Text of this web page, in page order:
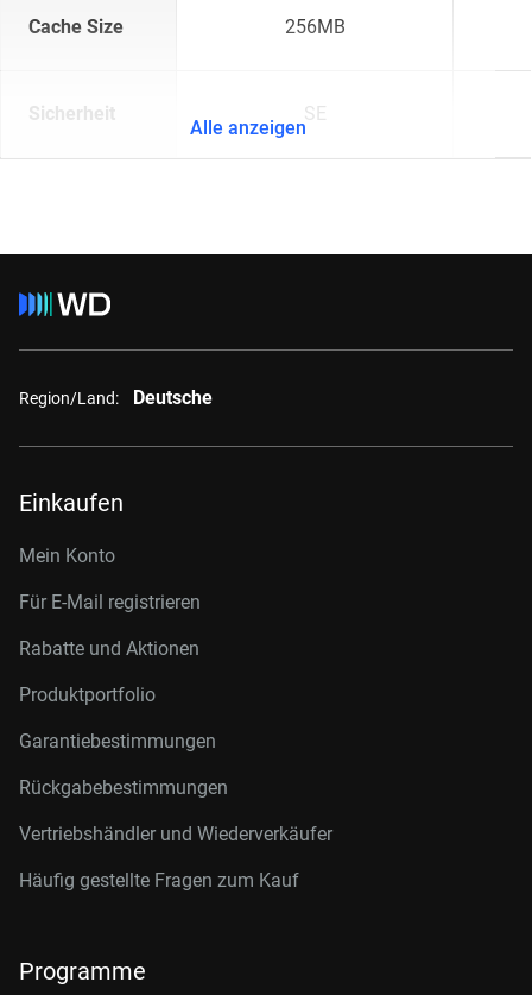
Cache Size 256MB
Sicherheit SE
Alle anzeigen
Region/Land: Deutsche
Einkaufen
Mein Konto
Für E-Mail registrieren
Rabatte und Aktionen
Produktportfolio
Garantiebestimmungen
Rückgabebestimmungen
Vertriebshändler und Wiederverkäufer
Häufig gestellte Fragen zum Kauf
Programme